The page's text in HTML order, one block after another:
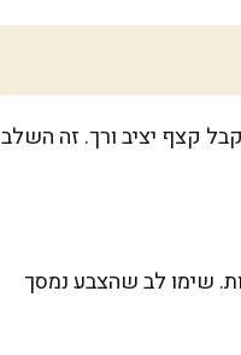
ידני או שולחני למשך 3-4 דקות, עד שמתקבל קצף יציב ורך. זה השלב
שימו לב שהצבע נמסך